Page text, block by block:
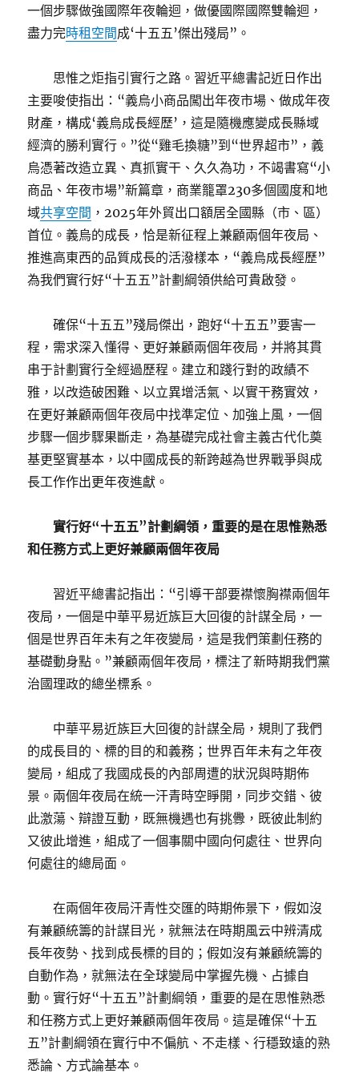
一個步驟做強國際年夜輪迴，做優國際國際雙輪迴，
盡力完時租空間成‘十五五’傑出殘局”。
思惟之炬指引實行之路。習近平總書記近日作出
主要唆使指出：“義烏小商品闖出年夜市場、做成年夜
財產，構成‘義烏成長經歷’，這是隨機應變成長縣域
經濟的勝利實行。”從“雞毛換糖”到“世界超市”，義
烏憑著改造立異、真抓實干、久久為功，不竭書寫“小
商品、年夜市場”新篇章，商業籠罩230多個國度和地
域共享空間 ，2025年外貿出口額居全國縣（市、區）
首位。義烏的成長，恰是新征程上兼顧兩個年夜局、
推進高東西的品質成長的活潑樣本，“義烏成長經歷”
為我們實行好“十五五”計劃綱領供給可貴啟發。
確保“十五五”殘局傑出，跑好“十五五”要害一
程，需求深入懂得、更好兼顧兩個年夜局，并將其貫
串于計劃實行全經過歷程。建立和踐行對的政績不
雅，以改造破困難、以立異增活氣、以實干務實效，
在更好兼顧兩個年夜局中找準定位、加強上風，一個
步驟一個步驟果斷走，為基礎完成社會主義古代化奠
基更堅實基本，以中國成長的新跨越為世界戰爭與成
長工作作出更年夜進獻。
實行好“十五五”計劃綱領，重要的是在思惟熟悉
和任務方式上更好兼顧兩個年夜局
習近平總書記指出：“引導干部要襟懷胸襟兩個年
夜局，一個是中華平易近族巨大回復的計謀全局，一
個是世界百年未有之年夜變局，這是我們策劃任務的
基礎動身點。”兼顧兩個年夜局，標注了新時期我們黨
治國理政的總坐標系。
中華平易近族巨大回復的計謀全局，規則了我們
的成長目的、標的目的和義務；世界百年未有之年夜
變局，組成了我國成長的內部周遭的狀況與時期佈
景。兩個年夜局在統一汗青時空睜開，同步交錯、彼
此激蕩、辯證互動，既無機遇也有挑釁，既彼此制約
又彼此增進，組成了一個事關中國向何處往、世界向
何處往的總局面。
在兩個年夜局汗青性交匯的時期佈景下，假如沒
有兼顧統籌的計謀目光，就無法在時期風云中辨清成
長年夜勢、找到成長標的目的；假如沒有兼顧統籌的
自動作為，就無法在全球變局中掌握先機、占據自
動。實行好“十五五”計劃綱領，重要的是在思惟熟悉
和任務方式上更好兼顧兩個年夜局。這是確保“十五
五”計劃綱領在實行中不偏航、不走樣、行穩致遠的熟
悉論、方式論基本。